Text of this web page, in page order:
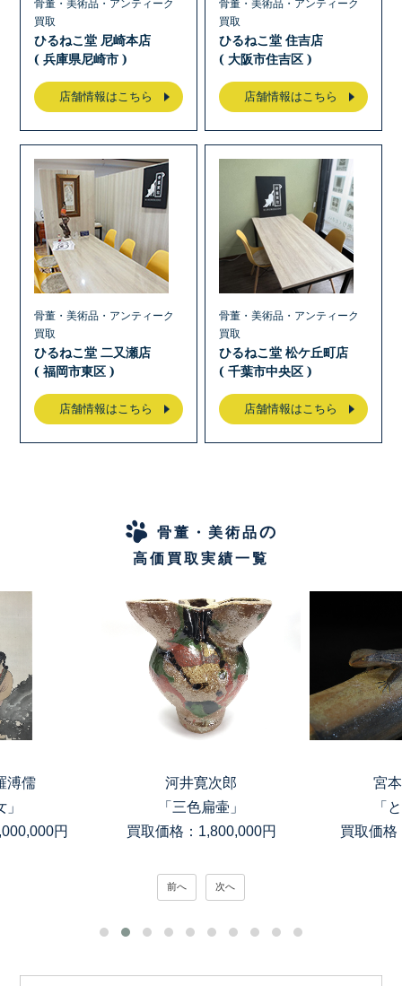
骨董・美術品・アンティーク
買取
ひるねこ堂 尼崎本店
( 兵庫県尼崎市 )
店舗情報はこちら
骨董・美術品・アンティーク
買取
ひるねこ堂 住吉店
( 大阪市住吉区 )
店舗情報はこちら
骨董・美術品・アンティーク
買取
ひるねこ堂 二又瀬店
( 福岡市東区 )
店舗情報はこちら
骨董・美術品・アンティーク
買取
ひるねこ堂 松ケ丘町店
( 千葉市中央区 )
店舗情報はこちら
骨董・美術品の
高価買取実績一覧
溥儒
円
河井寛次郎
「三色扁壷」
買取価格：1,800,000円
宮
「
買取価格
前へ 次へ